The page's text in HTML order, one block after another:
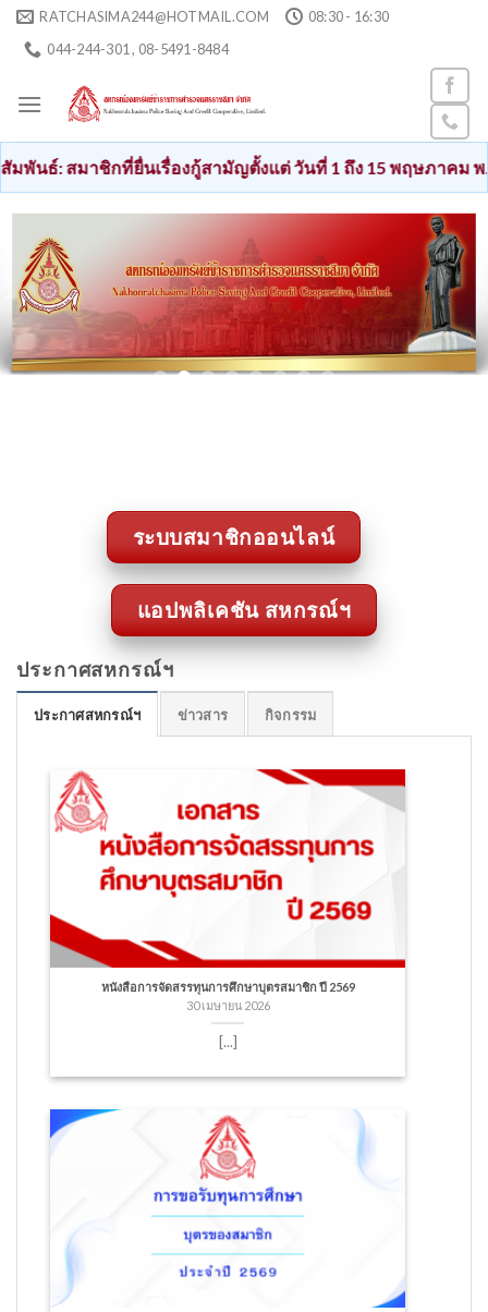
Skip RATCHASIMA244@HOTMAIL.COM
08:30 - 16:30
044-244-301 , 08-5491-8484
ที่ยื่นเรื่องกู้สามัญตั้งแต่ วันที่ 1 ถึง 15 พฤษภาคม พ.ศ. 2569 เงิ
ระบบสมาชิกออนไลน์
แอปพลิเคชัน สหกรณ์ฯ
ประกาศสหกรณ์ฯ
ประกาศสหกรณ์ฯ ข่าวสาร กิจกรรม
หนังสือการจัดสรรทุนการศึกษาบุตรสมาชิก ปี 2569
30 เมษายน 2026
[...]